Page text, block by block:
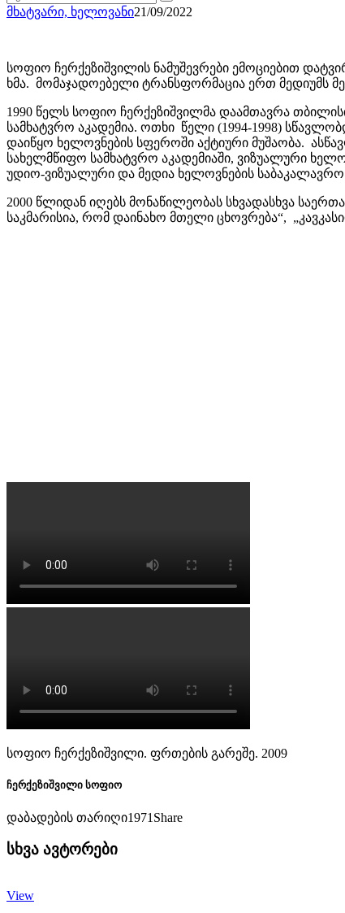
მხატვარი, ხელოვანი21/09/2022
სოფიო ჩერქეზიშვილის ნამუშევრები ემოციებით
ხმა. მომაჯადოებელი ტრანსფორმაცია ერთ მედიუმს
1990 წელს სოფიო ჩერქეზიშვილმა დაამთავრა
სამხატვრო აკადემია. ოთხი წელი (1994-1998)
დაიწყო ხელოვნების სფეროში აქტიური მუშაობა.
სახელმწიფო სამხატვრო აკადემიაში, ვიზუალური
უდიო-ვიზუალური და მედია ხელოვნების
2000 წლიდან იღებს მონაწილეობას სხვადასხვა
საკმარისია, რომ დაინახო მთელი ცხოვრება“,
სოფიო ჩერქეზიშვილი. ფრთების გარეშე. 2009
ჩერქეზიშვილი სოფიო
დაბადების თარიღი1971 Share
სხვა ავტორები
View